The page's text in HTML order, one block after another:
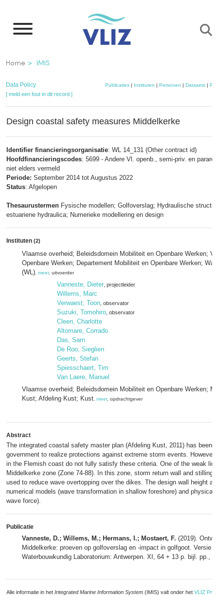
naar
inhoud
gaan
Kruimelpad
Home IMIS
Data Policy Publicaties | Instituten | Personen | Datasets |
[ meld een fout in dit record ]
Design coastal safety measures Middelkerke
Identifier financieringsorganisatie: WL 14_131 (Other contract id)
Hoofdfinancieringscodes: 5699 - Andere Vl. openb., semi-priv. en
niet elders vermeld
Periode: September 2014 tot Augustus 2022
Status: Afgelopen
Thesaurustermen Fysische modellen; Golfoverslag; Hydraulische
estuariene hydraulica; Numerieke modellering en design
Instituten (2)
Vlaamse overheid; Beleidsdomein Mobiliteit en Openbare Werken;
Openbare Werken; Departement Mobiliteit en Openbare Werken;
(WL) meer, uitvoerder
Vanneste, Dieter , projectleider
Willems, Marc
Verwaest, Toon , observator
Suzuki, Tomohiro , observator
Cleen, Charlotte
Altomare, Corrado
Das, Sam
De Roo, Sieglien
Geerts, Stefan
Spiesschaert, Tim
Van Laere, Manuel
Vlaamse overheid; Beleidsdomein Mobiliteit en Openbare Werken;
Kust; Afdeling Kust; Kust meer, opdrachtgever
Abstract
The integrated coastal safety master plan (Afdeling Kust, 2011) has been
government to realize protections against extreme storm events.
in the Flemish coast do not fully satisfy these criteria. One of the weak
Middelkerke zone (Zone 74-88). In this zone, storm return wall and stilling
used to reduce wave overtopping over the dikes. The design wall height
numerical models (wave transformation in shallow foreshore) and physical
wave force).
Publicatie
Vanneste, D.; Willems, M.; Hermans, I.; Mostaert, F. (2019).
Middelkerke: proeven op golfoverslag en -impact in golfgoot. Versie
Waterbouwkundig Laboratorium: Antwerpen. XI, 64 + 13 p. bijl. pp.,
Alle informatie in het Integrated Marine Information System (IMIS) valt onder het VLIZ